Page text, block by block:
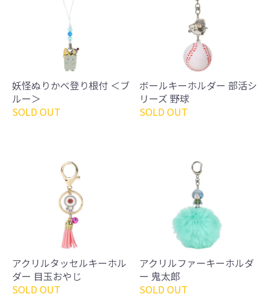
妖怪ぬりかべ登り根付 ＜ブ
ルー＞
SOLD OUT
ボールキーホルダー 部活シ
リーズ 野球
SOLD OUT
アクリルタッセルキーホル
ダー 目玉おやじ
SOLD OUT
アクリルファーキーホルダ
ー 鬼太郎
SOLD OUT